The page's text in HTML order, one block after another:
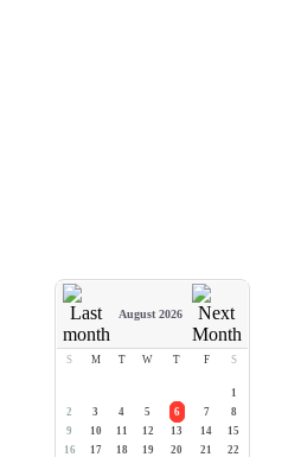
August 2026
S M T W T F S
1
2
3 4 5 6 7
8
9
10 11 12 13 14
15
16
17 18 19 20 21
22